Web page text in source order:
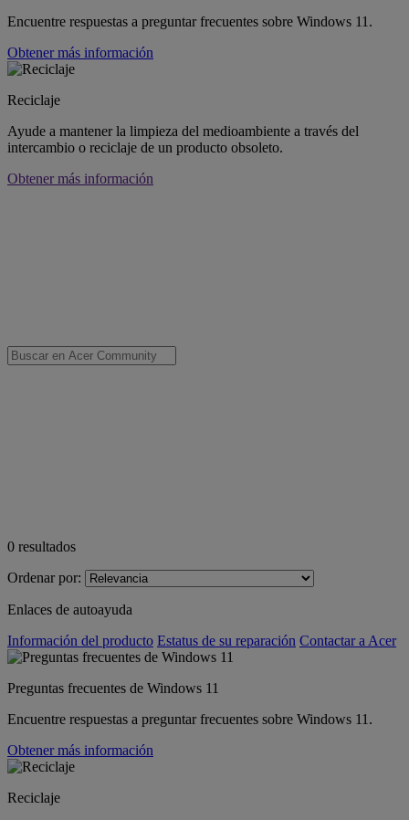
Encuentre respuestas a preguntar frecuentes sobre Windows 11.
Obtener más información
Reciclaje
Ayude a mantener la limpieza del medioambiente a través del
intercambio o reciclaje de un producto obsoleto.
Obtener más información
0 resultados
Ordenar por:
Enlaces de autoayuda
Información del producto Estatus de su reparación Contactar a Acer
Preguntas frecuentes de Windows 11
Encuentre respuestas a preguntar frecuentes sobre Windows 11.
Obtener más información
Reciclaje